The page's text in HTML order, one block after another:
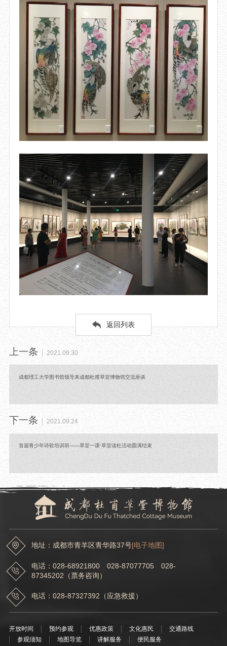
返回列表
上一条 2021.09.30
成都理工大学图书馆领导来成都杜甫草堂博物馆交流座谈
下一条 2021.09.24
首届青少年诗歌培训班——草堂一课·草堂读杜活动圆满结束
地址：成都市青羊区青华路37号[电子地图]
电话：028-68921800 028-87077705 028-
87345202（票务咨询）
电话：028-87327392（应急救援）
开放时间 预约参观 优惠政策 文化惠民
交通路线
参观须知
地图导览 讲解服务 便民服务